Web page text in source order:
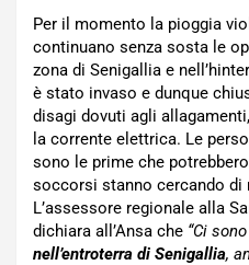
Per il momento la pioggia
continuano senza sosta le
zona di Senigallia e
è stato invaso e dunque
disagi dovuti agli
la corrente elettrica. Le
sono le prime che
soccorsi stanno cercando di
L’assessore regionale alla
dichiara all’Ansa che “Ci sono
nell’entroterra di Senigallia,